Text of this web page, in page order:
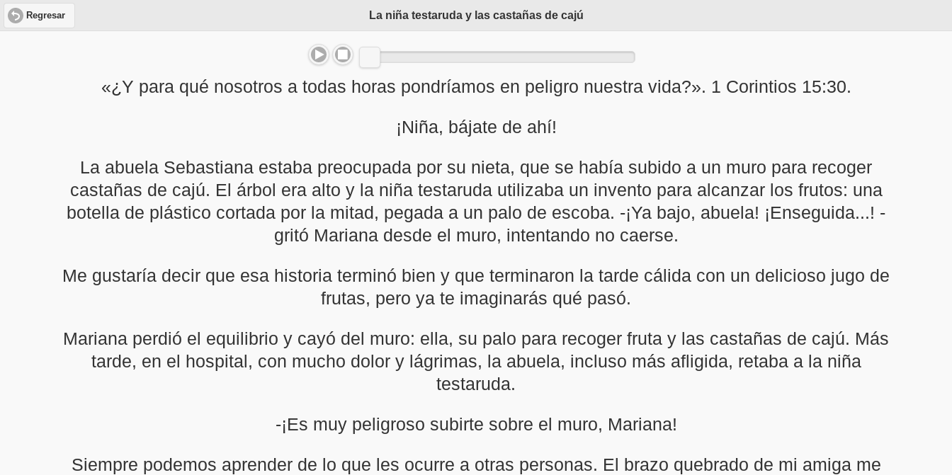
Regresar La niña testaruda y las castañas de cajú
«¿Y para qué nosotros a todas horas pondríamos en peligro nuestra vida?». 1 Corintios 15:30.
¡Niña, bájate de ahí!
La abuela Sebastiana estaba preocupada por su nieta, que se había subido a un muro para recoger
castañas de cajú. El árbol era alto y la niña testaruda utilizaba un invento para alcanzar los frutos: una
botella de plástico cortada por la mitad, pegada a un palo de escoba. -¡Ya bajo, abuela! ¡Enseguida...! -
gritó Mariana desde el muro, intentando no caerse.
Me gustaría decir que esa historia terminó bien y que terminaron la tarde cálida con un delicioso jugo de
frutas, pero ya te imaginarás qué pasó.
Mariana perdió el equilibrio y cayó del muro: ella, su palo para recoger fruta y las castañas de cajú. Más
tarde, en el hospital, con mucho dolor y lágrimas, la abuela, incluso más afligida, retaba a la niña
testaruda.
-¡Es muy peligroso subirte sobre el muro, Mariana!
Siempre podemos aprender de lo que les ocurre a otras personas. El brazo quebrado de mi amiga me